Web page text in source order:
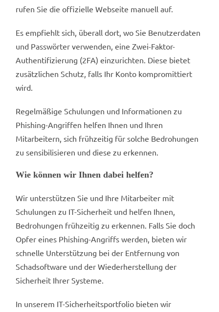
rufen Sie die offizielle Webseite manuell auf.
Es empfiehlt sich, überall dort, wo Sie Benutzerdaten
und Passwörter verwenden, eine Zwei-Faktor-
Authentifizierung (2FA) einzurichten. Diese bietet
zusätzlichen Schutz, falls Ihr Konto kompromittiert
wird.
Regelmäßige Schulungen und Informationen zu
Phishing-Angriffen helfen Ihnen und Ihren
Mitarbeitern, sich frühzeitig für solche Bedrohungen
zu sensibilisieren und diese zu erkennen.
Wie können wir Ihnen dabei helfen?
Wir unterstützen Sie und Ihre Mitarbeiter mit
Schulungen zu IT-Sicherheit und helfen Ihnen,
Bedrohungen frühzeitig zu erkennen. Falls Sie doch
Opfer eines Phishing-Angriffs werden, bieten wir
schnelle Unterstützung bei der Entfernung von
Schadsoftware und der Wiederherstellung der
Sicherheit Ihrer Systeme.
In unserem IT-Sicherheitsportfolio bieten wir